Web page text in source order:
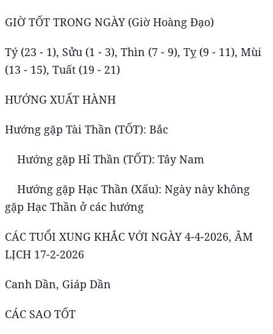
GIỜ TỐT TRONG NGÀY (Giờ Hoàng Đạo)
Tý (23 - 1), Sửu (1 - 3), Thìn (7 - 9), Tỵ (9 - 11), Mùi
(13 - 15), Tuất (19 - 21)
HƯỚNG XUẤT HÀNH
Hướng gặp Tài Thần (TỐT): Bắc
Hướng gặp Hỉ Thần (TỐT): Tây Nam
Hướng gặp Hạc Thần (Xấu): Ngày này không
gặp Hạc Thần ở các hướng
CÁC TUỔI XUNG KHẮC VỚI NGÀY 4-4-2026, ÂM
LỊCH 17-2-2026
Canh Dần, Giáp Dần
CÁC SAO TỐT